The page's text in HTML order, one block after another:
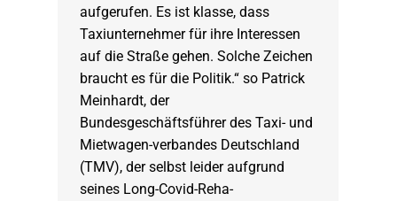
aufgerufen. Es ist klasse, dass
Taxiunternehmer für ihre Interessen
auf die Straße gehen. Solche Zeichen
braucht es für die Politik.“ so Patrick
Meinhardt, der
Bundesgeschäftsführer des Taxi- und
Mietwagen-verbandes Deutschland
(TMV), der selbst leider aufgrund
seines Long-Covid-Reha-